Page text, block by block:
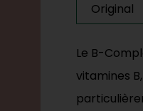
Original
Le B-
vitamines